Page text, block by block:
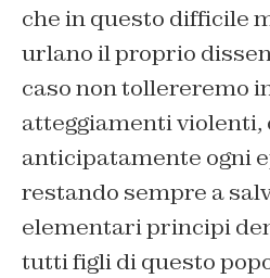
che in questo difficile
urlano il proprio
caso non tollereremo
atteggiamenti violenti,
anticipatamente ogni
restando sempre a
elementari principi
tutti figli di questo